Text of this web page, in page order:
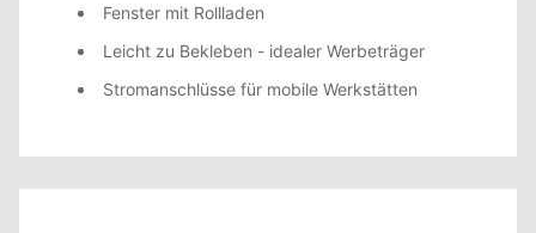
Fenster mit Rollladen
Leicht zu Bekleben - idealer Werbeträger
Stromanschlüsse für mobile Werkstätten